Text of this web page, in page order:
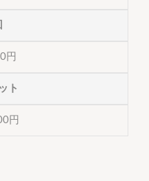
円
ト
円